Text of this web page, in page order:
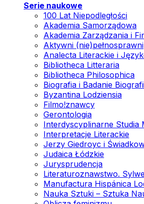
Serie naukowe
100 Lat Niepodległości
Akademia Samorządowa
Akademia Zarządzania i
Aktywni (nie)pełnosprawni
Analecta Literackie i
Bibliotheca Litteraria
Bibliotheca Philosophica
Biografia i Badanie
Byzantina Lodziensia
Filmo!znawcy
Gerontologia
Interdyscyplinarne Studia
Interpretacje Literackie
Jerzy Giedroyc i
Judaica Łódzkie
Jurysprudencja
Literaturoznawstwo.
Manufactura Hispánica
Nauka Sztuki – Sztuka